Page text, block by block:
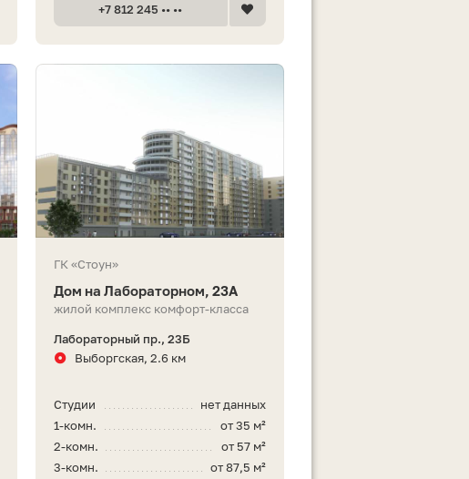
+7 812 245 •• ••
ГК «Стоун»
Дом на Лабораторном, 23А
жилой комплекс комфорт-класса
Лабораторный пр., 23Б
Выборгская, 2.6 км
нет данных
Студии
от 35 м²
1-комн.
от 57 м²
2-комн.
от 87,5 м²
3-комн.